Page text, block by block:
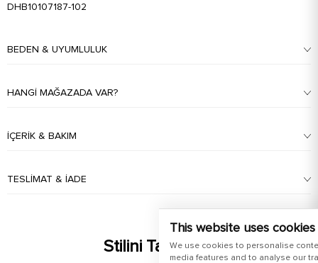
This website uses cookies
We use cookies to personalise
media features and to analyse our
DHB10107187-102
BEDEN & UYUMLULUK
HANGI MAĞAZADA VAR?
İÇERIK & BAKIM
TESLIMAT & İADE
Stilini Tamamla